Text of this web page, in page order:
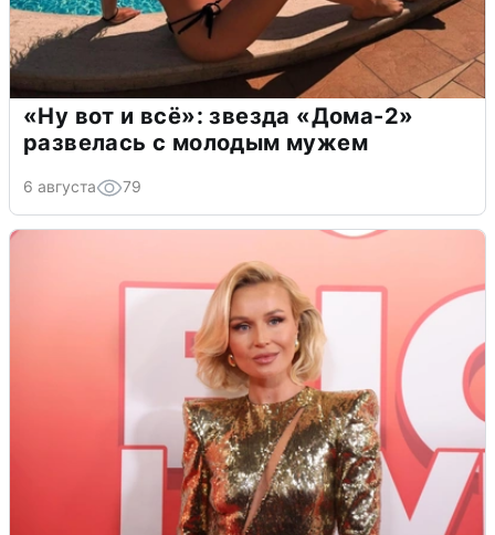
«Ну вот и всё»: звезда «Дома-2»
развелась с молодым мужем
6 августа 79